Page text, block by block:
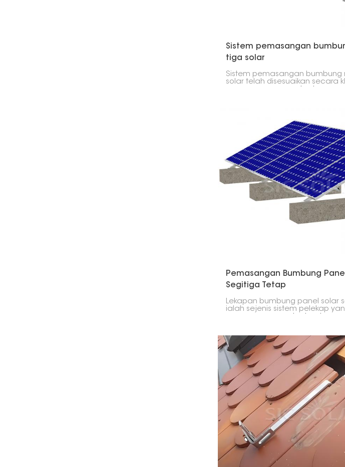
Sistem pemasangan
tiga solar
Sistem pemasangan bumbung
solar telah disesuaikan secara
menggunakan rangkaian alat
Atas sebab ini, ia mempunyai
Pemasangan Bumbung
Segitiga Tetap
Lekapan bumbung panel solar
ialah sejenis sistem pelekap
memaksimumkan
dengan meletakkan panel
optimum untuk menangkap
Reka bentuk segi tiga
dan ketahanan, walaupun
cuaca yang mencabar.